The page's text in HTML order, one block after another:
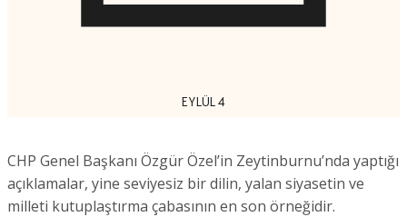
EYLÜL 4
CHP Genel Başkanı Özgür Özel’in Zeytinburnu’nda yaptığı
açıklamalar, yine seviyesiz bir dilin, yalan siyasetin ve
milleti kutuplaştırma çabasının en son örneğidir.